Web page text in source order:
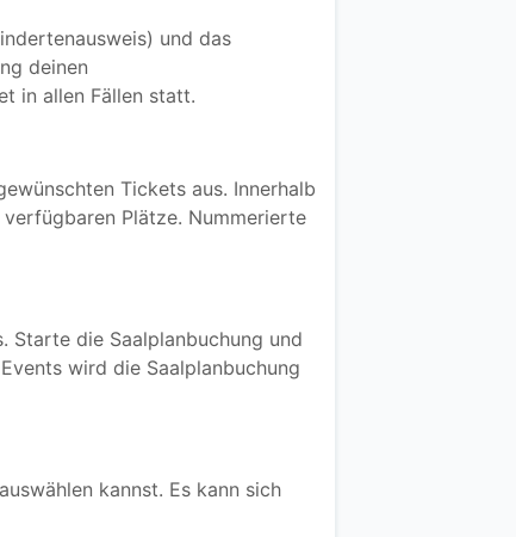
und das
deinen
in allen Fällen statt.
Tickets aus. Innerhalb
Plätze. Nummerierte
Starte die Saalplanbuchung und
wird die Saalplanbuchung
kannst. Es kann sich